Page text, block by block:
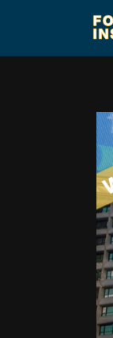
Water